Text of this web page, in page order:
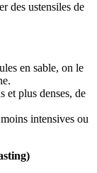
des ustensiles de
en sable, on le
et plus denses, de
intensives ou